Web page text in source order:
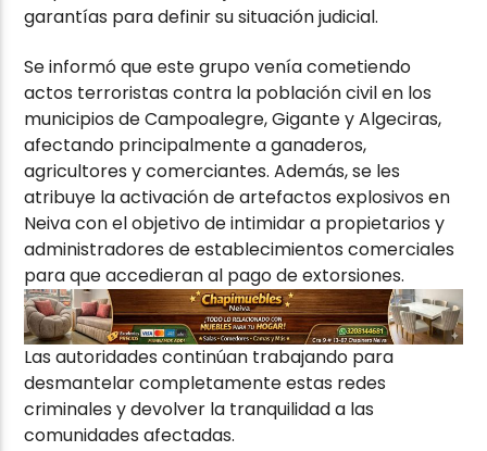
garantías para definir su situación judicial.
Se informó que este grupo venía cometiendo
actos terroristas contra la población civil en los
municipios de Campoalegre, Gigante y Algeciras,
afectando principalmente a ganaderos,
agricultores y comerciantes. Además, se les
atribuye la activación de artefactos explosivos en
Neiva con el objetivo de intimidar a propietarios y
administradores de establecimientos comerciales
para que accedieran al pago de extorsiones.
Las autoridades continúan trabajando para
desmantelar completamente estas redes
criminales y devolver la tranquilidad a las
comunidades afectadas.